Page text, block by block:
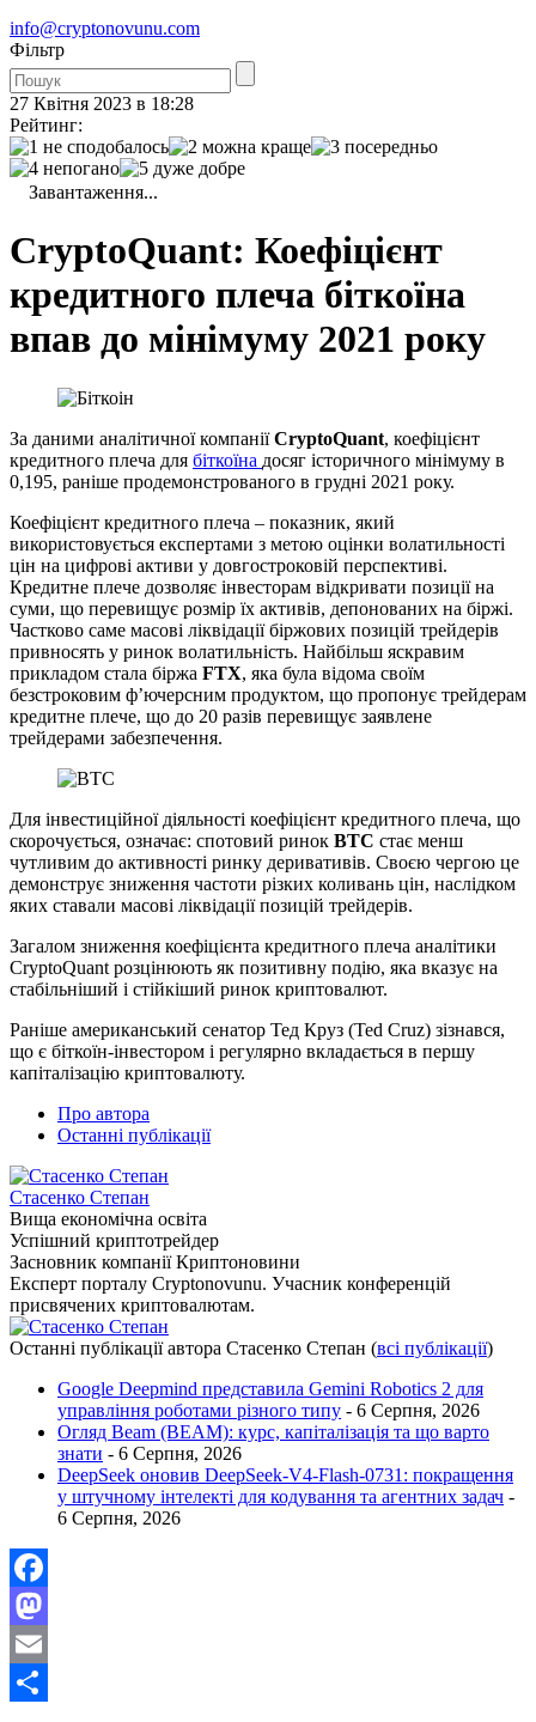
info@cryptonovunu.com
Фiльтр
27 Квітня 2023 в 18:28
Рейтинг:
Завантаження...
CryptoQuant: Коефіцієнт
кредитного плеча біткоїна
впав до мінімуму 2021 року
За даними аналітичної компаніїCryptoQuant, коефіцієнт
кредитного плеча для біткоїна досяг історичного мінімуму в
0,195, раніше продемонстрованого в грудні 2021 року.
Коефіцієнт кредитного плеча – показник, який
використовується експертами з метою оцінки волатильності
цін на цифрові активи у довгостроковій перспективі.
Кредитне плече дозволяє інвесторам відкривати позиції на
суми, що перевищує розмір їх активів, депонованих на біржі.
Частково саме масові ліквідації біржових позицій трейдерів
привносять у ринок волатильність. Найбільш яскравим
прикладом стала біржа FTX, яка була відома своїм
безстроковим ф’ючерсним продуктом, що пропонує трейдерам
кредитне плече, що до 20 разів перевищує заявлене
трейдерами забезпечення.
Для інвестиційної діяльності коефіцієнт кредитного плеча, що
скорочується, означає: спотовий ринок ВТС стає менш
чутливим до активності ринку деривативів. Своєю чергою це
демонструє зниження частоти різких коливань цін, наслідком
яких ставали масові ліквідації позицій трейдерів.
Загалом зниження коефіцієнта кредитного плеча аналітики
CryptoQuant розцінюють як позитивну подію, яка вказує на
стабільніший і стійкіший ринок криптовалют.
Раніше американський сенатор Тед Круз (Ted Cruz) зізнався,
що є біткоїн-інвестором і регулярно вкладається в першу
капіталізацію криптовалюту.
Про автора
Останні публікації
Стасенко Степан
Вища економічна освіта
Успішний криптотрейдер
Засновник компанії Криптоновини
Експерт порталу Cryptonovunu. Учасник конференцій
присвячених криптовалютам.
Останні публікації автора Стасенко Степан (всі публікації)
Google Deepmind представила Gemini Robotics 2 для
управління роботами різного типу - 6 Серпня, 2026
Огляд Beam (BEAM): курс, капіталізація та що варто
знати - 6 Серпня, 2026
DeepSeek оновив DeepSeek-V4-Flash-0731: покращення
у штучному інтелекті для кодування та агентних задач -
6 Серпня, 2026
Facebook
Mastodon
Email